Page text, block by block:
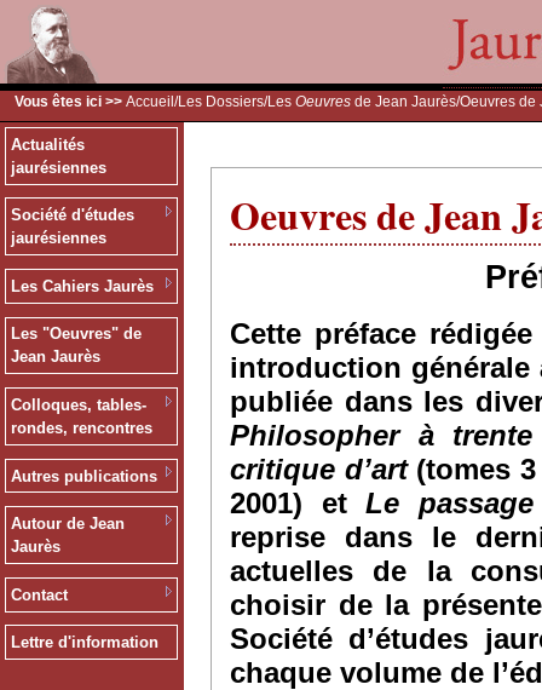
Vous êtes ici >> Accueil /Les Dossiers/Les Oeuvres de Jean Jaurès/Oeuvres de
Actualités
jaurésiennes
Société d'études
jaurésiennes
Les Cahiers Jaurès
Les "Oeuvres" de
Jean Jaurès
Colloques, tables-
rondes, rencontres
Autres publications
Autour de Jean
Jaurès
Contact
Lettre d'information
Oeuvres de Jean
Cette préface
introduction générale
publiée dans les
Philosopher à
critique d’art(tomes 3
2001) etLe
reprise dans le
actuelles de la
choisir de la
Société d’études
chaque volume de